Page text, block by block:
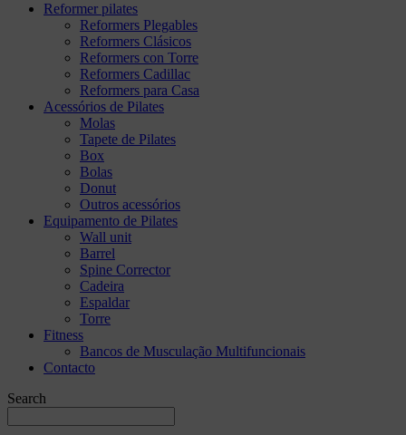
Reformer pilates
Reformers Plegables
Reformers Clásicos
Reformers con Torre
Reformers Cadillac
Reformers para Casa
Acessórios de Pilates
Molas
Tapete de Pilates
Box
Bolas
Donut
Outros acessórios
Equipamento de Pilates
Wall unit
Barrel
Spine Corrector
Cadeira
Espaldar
Torre
Fitness
Bancos de Musculação Multifuncionais
Contacto
Search